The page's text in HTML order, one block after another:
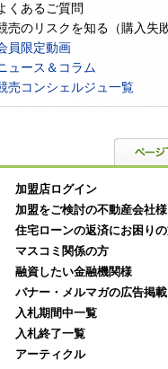
投資における利回りとは？
計算方法も詳しく解説
くあるご質問
売のリスクを知る（購入失敗
員限定動画
ュース＆コラム
売コンシェルジュ一覧
加盟店ログイン
加盟をご検討の不動産会社様
住宅ローンの返済にお困り
マスコミ関係の方
融資したい金融機関様
バナー・メルマガの広告掲載
入札期間中一覧
入札終了一覧
アーティクル